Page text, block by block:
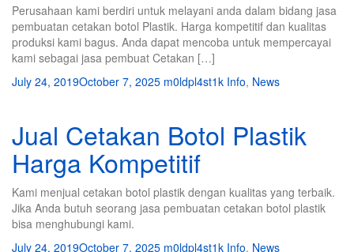
Perusahaan kami berdiri untuk melayani anda dalam bidang jasa
pembuatan cetakan botol Plastik. Harga kompetitif dan kualitas
produksi kami bagus. Anda dapat mencoba untuk mempercayai
kami sebagai jasa pembuat Cetakan […]
July 24, 2019October 7, 2025 m0ldpl4st1k Info, News
Jual Cetakan Botol Plastik
Harga Kompetitif
Kami menjual cetakan botol plastik dengan kualitas yang terbaik.
Jika Anda butuh seorang jasa pembuatan cetakan botol plastik
bisa menghubungi kami.
July 24, 2019October 7, 2025 m0ldpl4st1k Info, News